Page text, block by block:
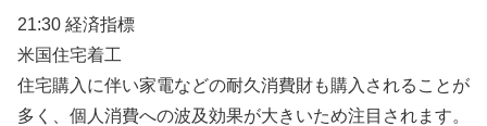
21:30 経済指標
米国住宅着工
住宅購入に伴い家電などの耐久消費財も購入されることが
多く、個人消費への波及効果が大きいため注目されます。